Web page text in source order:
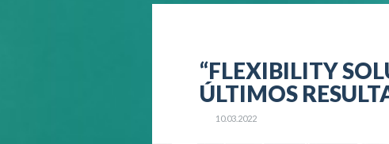
“FLEXIBILITY
ÚLTIMOS
10.03.2022